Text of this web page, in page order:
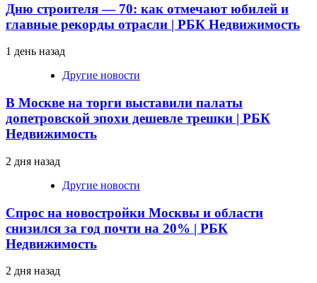
Дню строителя — 70: как отмечают юбилей и
главные рекорды отрасли | РБК Недвижимость
1 день назад
Другие новости
В Москве на торги выставили палаты
допетровской эпохи дешевле трешки | РБК
Недвижимость
2 дня назад
Другие новости
Спрос на новостройки Москвы и области
снизился за год почти на 20% | РБК
Недвижимость
2 дня назад